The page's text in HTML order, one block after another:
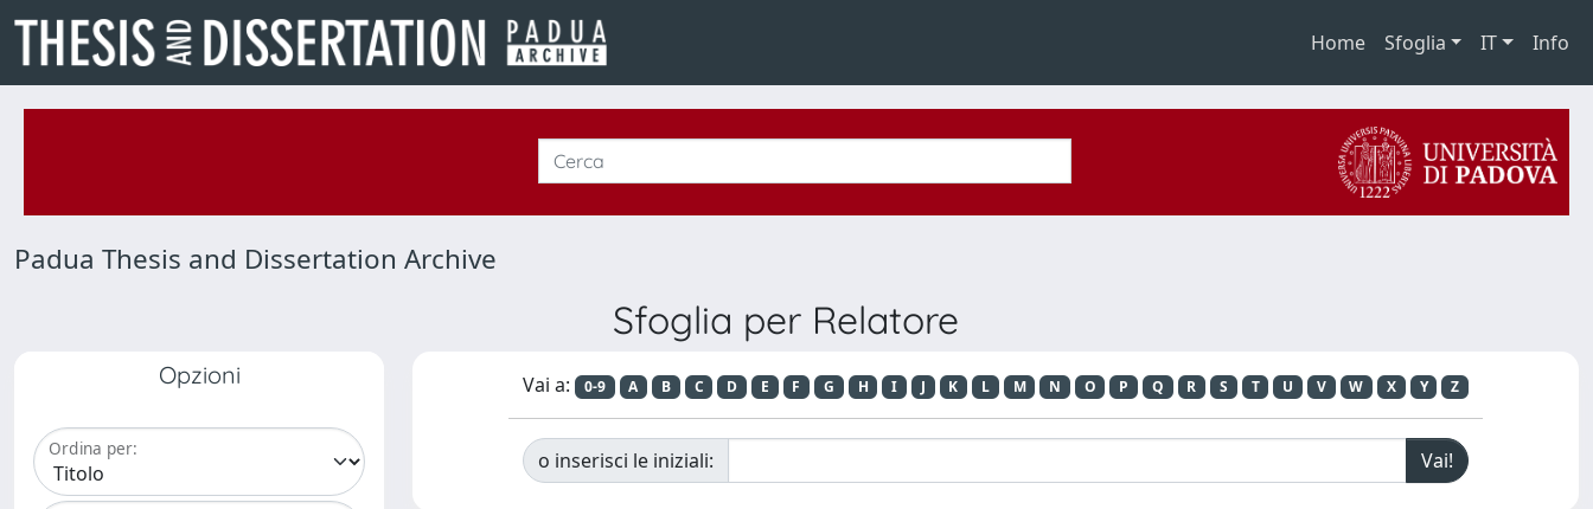
Home Sfoglia IT Info
Padua Thesis and Dissertation Archive
Sfoglia per Relatore
Opzioni
Ordina per:
Vai a: 0-9 A B C D E F G H I J K L M N O P Q R S T U V W X Y Z
o inserisci le iniziali: